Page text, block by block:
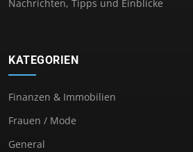
Nachrichten, Tipps und Einblicke
KATEGORIEN
Finanzen & Immobilien
Frauen / Mode
General